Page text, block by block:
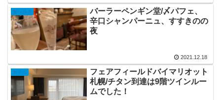
食べ歩き
バーラーペンギン堂/〆パフェ、
辛口シャンパーニュ、すすきのの
夜
2021.12.18
ホテル
フェアフィールドバイマリオット
札幌/チタン到達は9階ツインルー
ムでした！